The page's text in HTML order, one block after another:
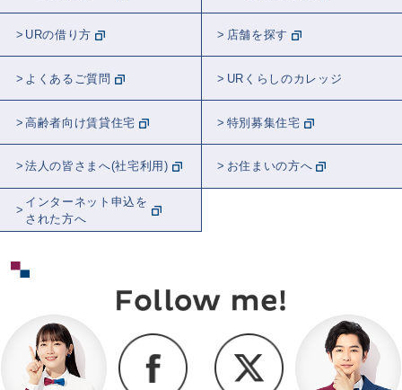
URの借り方 店舗を探す
よくあるご質問 URくらしのカレッジ
高齢者向け賃貸住宅 特別募集住宅
法人の皆さまへ(社宅利用) お住まいの方へ
インターネット申込を
された方へ